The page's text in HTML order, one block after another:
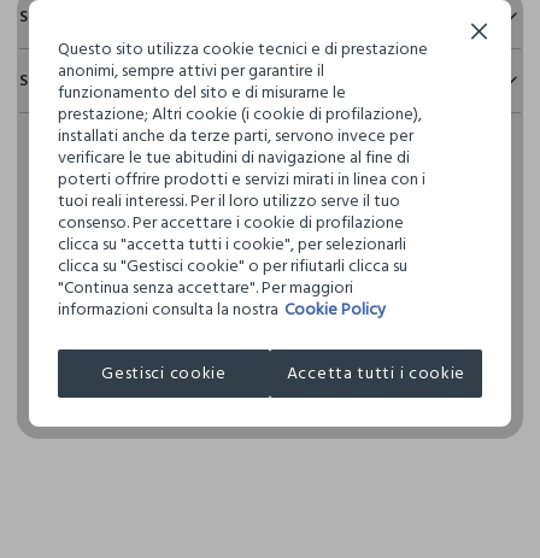
Sostenibilità e trasparenza
Sicurezza
Il 100% dei nostri articoli viene sottoposto a test chimico-
fisici, per verificarne il rispetto dei limiti che abbiamo
definito per l’uso di sostanze chimiche, talvolta anche più
restrittivi rispetto a quelli previsti dalla normativa
internazionale.
Clicca qui per vedere i dettagli
I nostri fornitori
XIAMEN UNIBEST IMPORT & EXPORT
MADE IN CHINA
Spedizione e resi
Hai fino a 30 giorni dalla consegna del tuo ordine online per
cambiare idea e restituire i prodotti che hai acquistato.
Questo sito utilizza cookie tecnici e di prestazione
anonimi, sempre attivi per garantire il
funzionamento del sito e di misurarne le
prestazione; Altri cookie (i cookie di profilazione),
installati anche da terze parti, servono invece per
verificare le tue abitudini di navigazione al fine di
poterti offrire prodotti e servizi mirati in linea con i
tuoi reali interessi. Per il loro utilizzo serve il tuo
consenso. Per accettare i cookie di profilazione
clicca su "accetta tutti i cookie", per selezionarli
clicca su "Gestisci cookie" o per rifiutarli clicca su
"Continua senza accettare". Per maggiori
informazioni consulta la nostra Cookie Policy
Gestisci cookie Accetta tutti i cookie
Continua senza accettare